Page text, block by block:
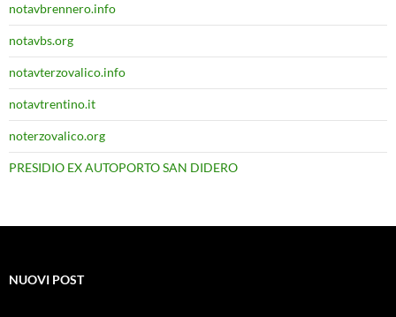
notavbrennero.info
notavbs.org
notavterzovalico.info
notavtrentino.it
noterzovalico.org
PRESIDIO EX AUTOPORTO SAN DIDERO
NUOVI POST